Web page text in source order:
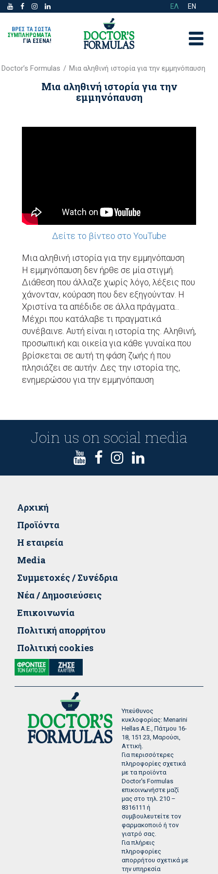
ΕΛ EN
ΒΡΕΣ ΤΑ ΣΩΣΤΑ
ΣΥΜΠΛΗΡΩΜΑΤΑ
ΓΙΑ ΕΣΈΝΑ!
Doctor’s Formulas / Μια αληθινή ιστορία για την εμμηνόπαυση
Μια αληθινή ιστορία για την
εμμηνόπαυση
Δείτε το βίντεο στο YouTube
Μια αληθινή ιστορία για την εμμηνόπαυση
Η εμμηνόπαυση δεν ήρθε σε μία στιγμή.
Διάθεση που άλλαζε χωρίς λόγο, λέξεις που
χάνονταν, κούραση που δεν εξηγούνταν. Η
Χριστίνα τα απέδιδε σε άλλα πράγματα...
Μέχρι που κατάλαβε τι πραγματικά
συνέβαινε. Αυτή είναι η ιστορία της. Αληθινή,
προσωπική και οικεία για κάθε γυναίκα που
βρίσκεται σε αυτή τη φάση ζωής ή που
πλησιάζει σε αυτήν. Δες την ιστορία της,
ενημερώσου για την εμμηνόπαυση
Join us on social media
Αρχική
Προϊόντα
Η εταιρεία
Media
Συμμετοχές / Συνέδρια
Νέα / Δημοσιεύσεις
Επικοινωνία
Πολιτική απορρήτου
Πολιτική cookies
Υπεύθυνος
κυκλοφορίας: Menarini
Hellas Α.Ε., Πάτμου 16-
18, 151 23, Μαρούσι,
Αττική.
Για περισσότερες
πληροφορίες σχετικά
με τα προϊόντα
Doctor's Formulas
επικοινωνήστε μαζί
μας στο τηλ. 210 –
8316111 ή
συμβουλευτείτε τον
φαρμακοποιό ή τον
γιατρό σας.
Για πλήρεις
πληροφορίες
απορρήτου σχετικά με
την υπηρεσία